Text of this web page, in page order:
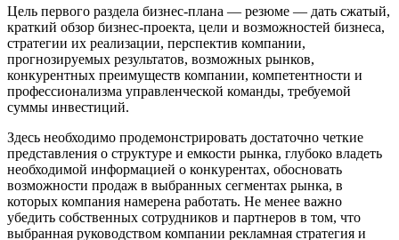
Цель первого раздела бизнес-плана — резюме — дать сжатый,
краткий обзор бизнес-проекта, цели и возможностей бизнеса,
стратегии их реализации, перспектив компании,
прогнозируемых результатов, возможных рынков,
конкурентных преимуществ компании, компетентности и
профессионализма управленческой команды, требуемой
суммы инвестиций.
Здесь необходимо продемонстрировать достаточно четкие
представления о структуре и емкости рынка, глубоко владеть
необходимой информацией о конкурентах, обосновать
возможности продаж в выбранных сегментах рынка, в
которых компания намерена работать. Не менее важно
убедить собственных сотрудников и партнеров в том, что
выбранная руководством компании рекламная стратегия и